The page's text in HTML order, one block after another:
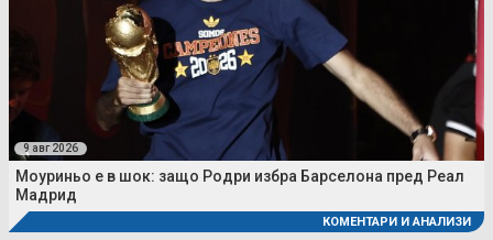
9 авг 2026
Моуриньо е в шок: защо Родри избра Барселона пред Реал
Мадрид
КОМЕНТАРИ И АНАЛИЗИ